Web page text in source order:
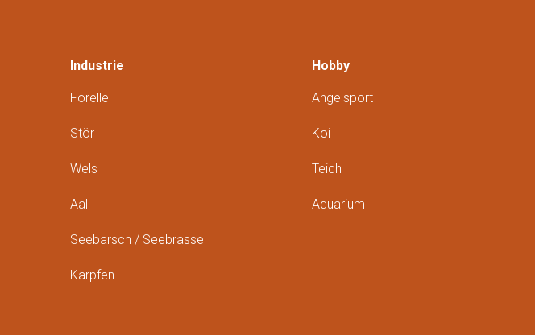
Industrie
Forelle
Stör
Wels
Aal
Seebarsch / Seebrasse
Karpfen
Hobby
Angelsport
Koi
Teich
Aquarium